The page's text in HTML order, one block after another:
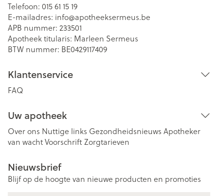
Telefoon: 015 61 15 19
E-mailadres: info@apotheeksermeus.be
APB nummer: 233501
Apotheek titularis: Marleen Sermeus
BTW nummer: BE0429117409
Klantenservice
FAQ
Uw apotheek
Over ons Nuttige links Gezondheidsnieuws Apotheker
van wachtVoorschriftZorgtarieven
Nieuwsbrief
Blijf op de hoogte van nieuwe producten en promoties